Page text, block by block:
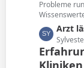
i
r
ä
g
Probleme
L
e
t
z
Arzt
Kliniken